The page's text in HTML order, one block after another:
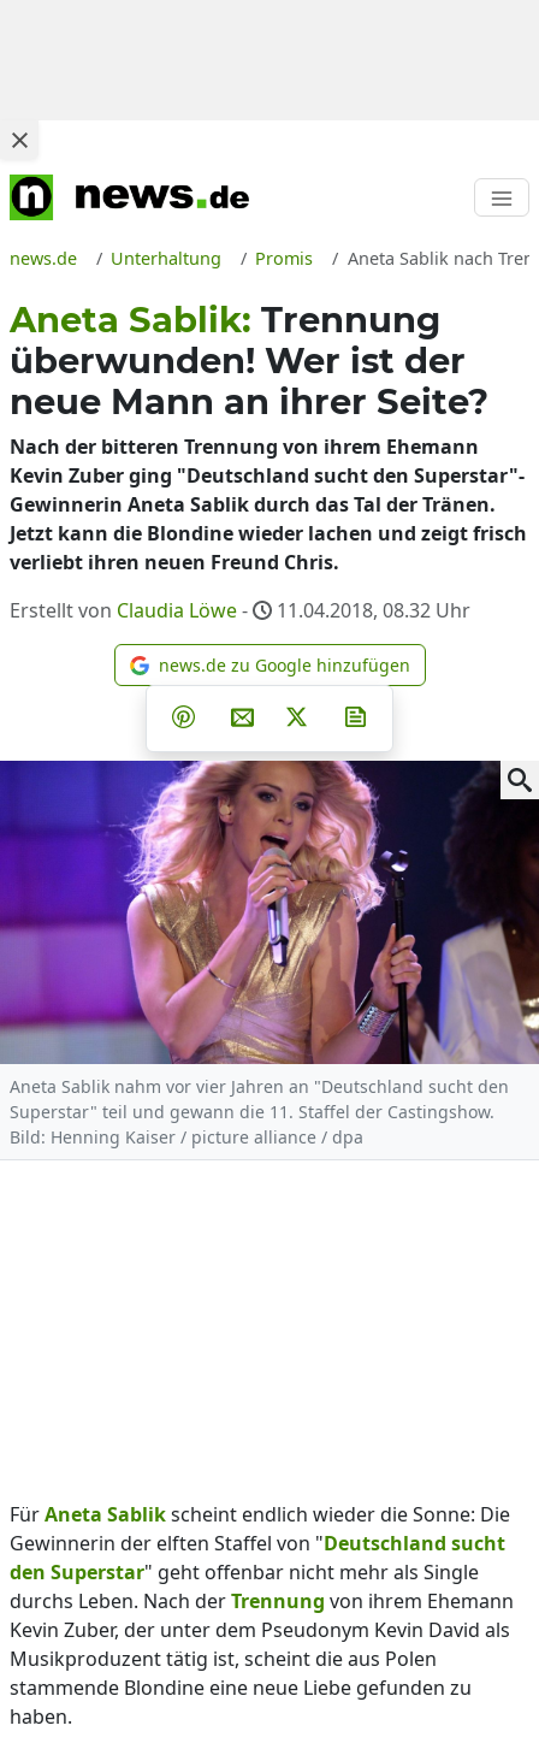
news.de Unterhaltung Promis Aneta Sablik nach
Aneta Sablik: Trennung
überwunden! Wer ist der
neue Mann an ihrer Seite?
Nach der bitteren Trennung von ihrem Ehemann
Kevin Zuber ging "Deutschland sucht den Superstar"-
Gewinnerin Aneta Sablik durch das Tal der Tränen.
Jetzt kann die Blondine wieder lachen und zeigt frisch
verliebt ihren neuen Freund Chris.
Erstellt von Claudia Löwe- 11.04.2018, 08.32 Uhr
news.de zu Google
news.de zu Google hinzufügen
Teilen auf Facebook
Teilen auf Whatsapp
Teilen auf Telegram
Teilen auf Pinterest
Per E-Mail teilen
Post auf X
Aneta Sablik nahm vor vier Jahren an "Deutschland sucht den
Superstar" teil und gewann die 11. Staffel der Castingshow.
Bild: Henning Kaiser / picture alliance / dpa
FürAneta Sablikscheint endlich wieder die Sonne: Die
Gewinnerin der elften Staffel von "Deutschland sucht
den Superstar" geht offenbar nicht mehr als Single
durchs Leben. Nach derTrennung von ihrem Ehemann
Kevin Zuber, der unter dem Pseudonym Kevin David als
Musikproduzent tätig ist, scheint die aus Polen
stammende Blondine eine neue Liebe gefunden zu
haben.